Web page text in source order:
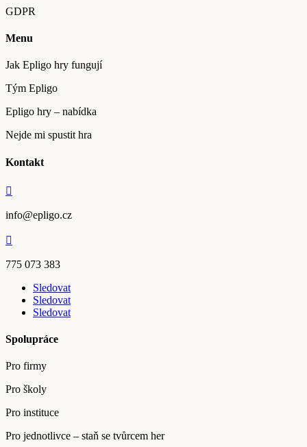
GDPR
Menu
Jak Epligo hry fungují
Tým Epligo
Epligo hry – nabídka
Nejde mi spustit hra
Kontakt

info@epligo.cz

775 073 383
Sledovat
Sledovat
Sledovat
Spolupráce
Pro firmy
Pro školy
Pro instituce
Pro jednotlivce – staň se tvůrcem her